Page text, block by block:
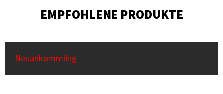
EMPFOHLENE PRODUKTE
Neuankömmling